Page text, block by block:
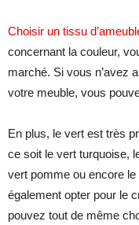
Choisir un tissu
concernant la couleur,
marché. Si vous n’avez
votre meuble, vous
En plus, le vert est très
ce soit le vert turquoise,
vert pomme ou encore
également opter pour le
pouvez tout de même